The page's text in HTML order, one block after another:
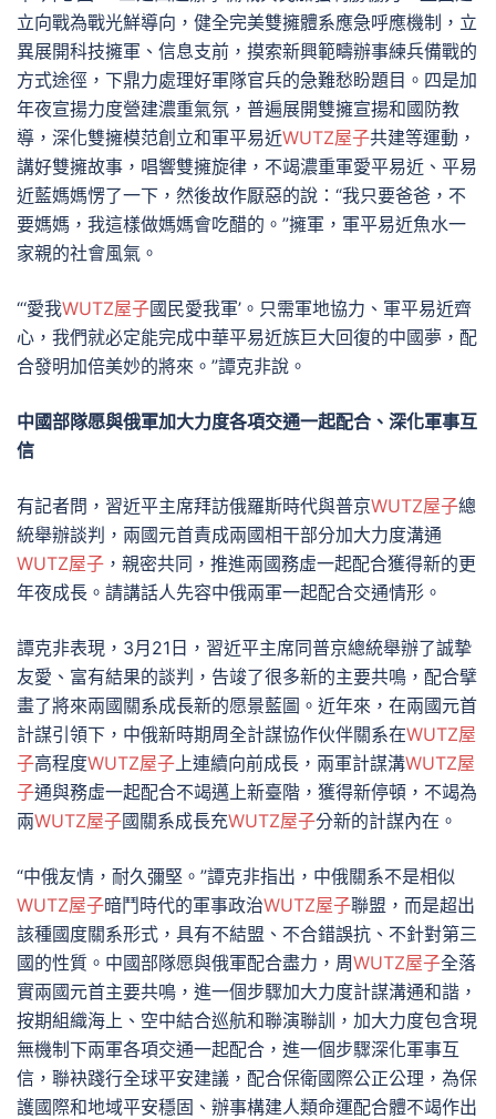
立向戰為戰光鮮導向，健全完美雙擁體系應急呼應機制，立
異展開科技擁軍、信息支前，摸索新興範疇辦事練兵備戰的
方式途徑，下鼎力處理好軍隊官兵的急難愁盼題目。四是加
年夜宣揚力度營建濃重氣氛，普遍展開雙擁宣揚和國防教
導，深化雙擁模范創立和軍平易近WUTZ屋子共建等運動，
講好雙擁故事，唱響雙擁旋律，不竭濃重軍愛平易近、平易
近藍媽媽愣了一下，然後故作厭惡的說：“我只要爸爸，不
要媽媽，我這樣做媽媽會吃醋的。”擁軍，軍平易近魚水一
家親的社會風氣。
“‘愛我WUTZ屋子國民愛我軍’。只需軍地協力、軍平易近齊
心，我們就必定能完成中華平易近族巨大回復的中國夢，配
合發明加倍美妙的將來。”譚克非說。
中國部隊愿與俄軍加大力度各項交通一起配合、深化軍事互
信
有記者問，習近平主席拜訪俄羅斯時代與普京WUTZ屋子總
統舉辦談判，兩國元首責成兩國相干部分加大力度溝通
WUTZ屋子 ，親密共同，推進兩國務虛一起配合獲得新的更
年夜成長。請講話人先容中俄兩軍一起配合交通情形。
譚克非表現，3月21日，習近平主席同普京總統舉辦了誠摯
友愛、富有結果的談判，告竣了很多新的主要共鳴，配合擘
畫了將來兩國關系成長新的愿景藍圖。近年來，在兩國元首
計謀引領下，中俄新時期周全計謀協作伙伴關系在WUTZ屋
子高程度WUTZ屋子上連續向前成長，兩軍計謀溝WUTZ屋
子通與務虛一起配合不竭邁上新臺階，獲得新停頓，不竭為
兩WUTZ屋子國關系成長充WUTZ屋子分新的計謀內在。
“中俄友情，耐久彌堅。”譚克非指出，中俄關系不是相似
WUTZ屋子暗鬥時代的軍事政治WUTZ屋子聯盟，而是超出
該種國度關系形式，具有不結盟、不合錯誤抗、不針對第三
國的性質。中國部隊愿與俄軍配合盡力，周WUTZ屋子全落
實兩國元首主要共鳴，進一個步驟加大力度計謀溝通和諧，
按期組織海上、空中結合巡航和聯演聯訓，加大力度包含現
無機制下兩軍各項交通一起配合，進一個步驟深化軍事互
信，聯袂踐行全球平安建議，配合保衛國際公正公理，為保
護國際和地域平安穩固、辦事構建人類命運配合體不竭作出